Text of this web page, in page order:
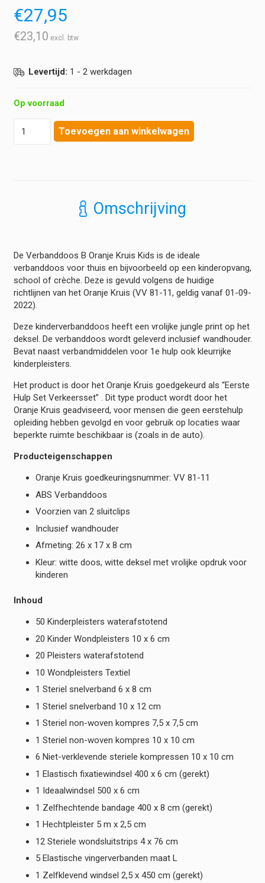
€27,95
€23,10
Levertijd: 1 - 2 werkdagen
Op voorraad
Toevoegen aan winkelwagen
Omschrijving
De Verbanddoos B Oranje Kruis Kids is de ideale
verbanddoos voor thuis en bijvoorbeeld op een kinderopvang,
school of crèche. Deze is gevuld volgens de huidige
richtlijnen van het Oranje Kruis (VV 81-11, geldig vanaf 01-09-
2022).
Deze kinderverbanddoos heeft een vrolijke jungle print op het
deksel. De verbanddoos wordt geleverd inclusief wandhouder.
Bevat naast verbandmiddelen voor 1e hulp ook kleurrijke
kinderpleisters.
Het product is door het Oranje Kruis goedgekeurd als “Eerste
Hulp Set Verkeersset” . Dit type product wordt door het
Oranje Kruis geadviseerd, voor mensen die geen eerstehulp
opleiding hebben gevolgd en voor gebruik op locaties waar
beperkte ruimte beschikbaar is (zoals in de auto).
Producteigenschappen
Oranje Kruis goedkeuringsnummer: VV 81-11
ABS Verbanddoos
Voorzien van 2 sluitclips
Inclusief wandhouder
Afmeting: 26 x 17 x 8 cm
Kleur: witte doos, witte deksel met vrolijke opdruk voor
kinderen
Inhoud
50 Kinderpleisters waterafstotend
20 Kinder Wondpleisters 10 x 6 cm
20 Pleisters waterafstotend
10 Wondpleisters Textiel
1 Steriel snelverband 6 x 8 cm
1 Steriel snelverband 10 x 12 cm
1 Steriel non-woven kompres 7,5 x 7,5 cm
1 Steriel non-woven kompres 10 x 10 cm
6 Niet-verklevende steriele kompressen 10 x 10 cm
1 Elastisch fixatiewindsel 400 x 6 cm (gerekt)
1 Ideaalwindsel 500 x 6 cm
1 Zelfhechtende bandage 400 x 8 cm (gerekt)
1 Hechtpleister 5 m x 2,5 cm
12 Steriele wondsluitstrips 4 x 76 cm
5 Elastische vingerverbanden maat L
1 Zelfklevend windsel 2,5 x 450 cm (gerekt)